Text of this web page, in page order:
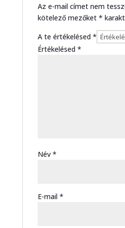
Az e-mail címet nem
kötelező mezőket *
A te értékelésed *
Értékelésed *
Név *
E-mail *